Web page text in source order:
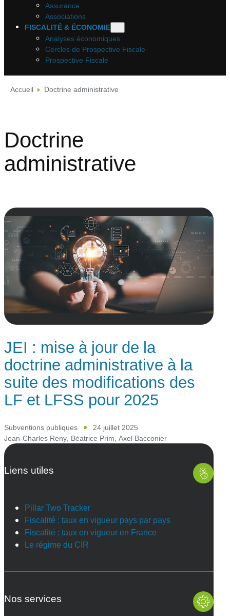
Assurance
Associations
FISCALITÉ & ÉCONOMIE
Analyses économiques
Cercles de Prospective Fiscale
Prospective Fiscale
Accueil Doctrine administrative
Doctrine
administrative
JEI : mise à jour de la
doctrine administrative à la
suite des modifications des
LF et LFSS pour 2025
Subventions publiques
24 juillet 2025
Jean-Charles Reny Béatrice Prim Axel Bacconier
Liens utiles
Pillar Two Tracker
Fiscalité : taux en vigueur pays par pays
Fiscalité : taux en vigueur en France
Le régime du CIR
Nos services